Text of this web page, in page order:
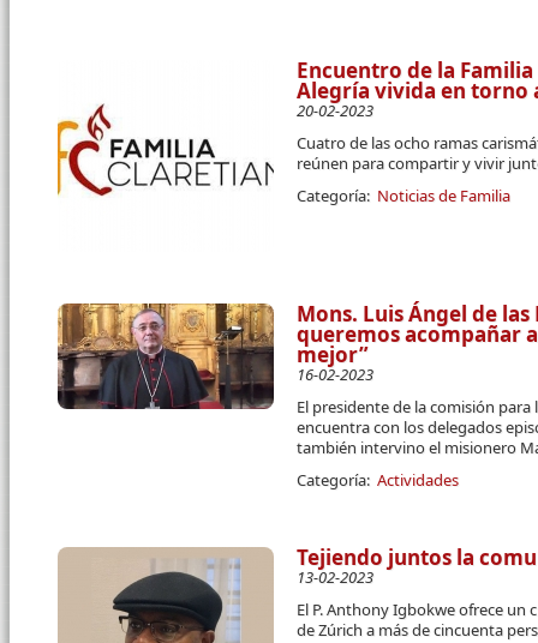
Encuentro de la
Alegría vivida en torno
20-02-2023
Cuatro de las ocho ramas
reúnen para compartir y vivir
Categoría: Noticias de Familia
Mons. Luis Ángel de las
queremos acompañar
mejor”
16-02-2023
El presidente de la comisión para
encuentra con los delegados
también intervino el misionero
Categoría: Actividades
Tejiendo juntos la
13-02-2023
El P. Anthony Igbokwe ofrece un
de Zúrich a más de cincuenta